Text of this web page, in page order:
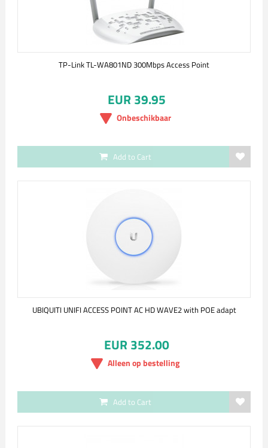
TP-Link TL-WA801ND 300Mbps Access Point
EUR 39.95
Onbeschikbaar
Add to Cart
UBIQUITI UNIFI ACCESS POINT AC HD WAVE2 with POE adapt
EUR 352.00
Alleen op bestelling
Add to Cart